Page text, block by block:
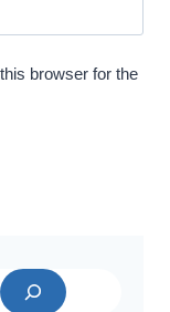
browser for the